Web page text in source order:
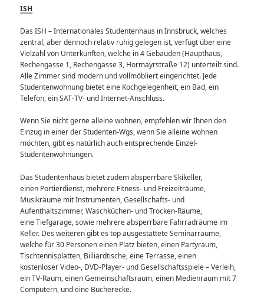
ISH
Das ISH – Internationales Studentenhaus in Innsbruck, welches
zentral, aber dennoch relativ ruhig gelegen ist, verfügt über eine
Vielzahl von Unterkünften, welche in 4 Gebäuden (Haupthaus,
Rechengasse 1, Rechengasse 3, Hormayrstraße 12) unterteilt sind.
Alle Zimmer sind modern und vollmöbliert eingerichtet. Jede
Studentenwohnung bietet eine Kochgelegenheit, ein Bad, ein
Telefon, ein SAT-TV- und Internet-Anschluss.
Wenn Sie nicht gerne alleine wohnen, empfehlen wir Ihnen den
Einzug in einer der Studenten-Wgs, wenn Sie alleine wohnen
möchten, gibt es natürlich auch entsprechende Einzel-
Studentenwohnungen.
Das Studentenhaus bietet zudem absperrbare Skikeller,
einen Portierdienst, mehrere Fitness- und Freizeiträume,
Musikräume mit Instrumenten, Gesellschafts- und
Aufenthaltszimmer, Waschküchen- und Trocken-Räume,
eine Tiefgarage, sowie mehrere absperrbare Fahrradräume im
Keller. Des weiteren gibt es top ausgestattete Seminarräume,
welche für 30 Personen einen Platz bieten, einen Partyraum,
Tischtennisplatten, Billiardtische, eine Terrasse, einen
kostenloser Video-, DVD-Player- und Gesellschaftsspiele – Verleih,
ein TV-Raum, einen Gemeinschaftsraum, einen Medienraum mit 7
Computern, und eine Bücherecke.